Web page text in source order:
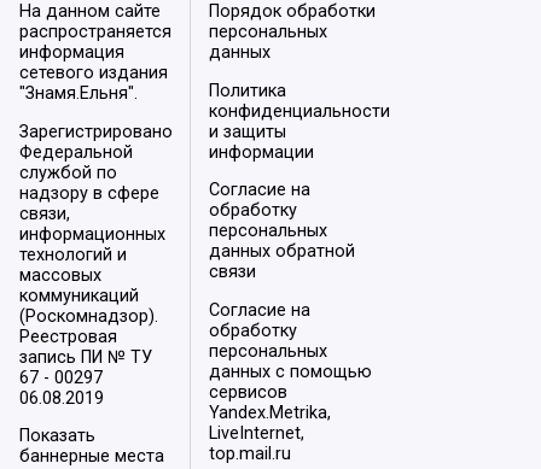
На данном сайте
распространяется
информация
сетевого издания
"Знамя.Ельня".
Зарегистрировано
Федеральной
службой по
надзору в сфере
связи,
информационных
технологий и
массовых
коммуникаций
(Роскомнадзор).
Реестровая
запись ПИ № ТУ
67 - 00297
06.08.2019
Показать
баннерные места
Порядок обработки
персональных
данных
Политика
конфиденциальности
и защиты
информации
Согласие на
обработку
персональных
данных обратной
связи
Согласие на
обработку
персональных
данных с помощью
сервисов
Yandex.Metrika,
LiveInternet,
top.mail.ru